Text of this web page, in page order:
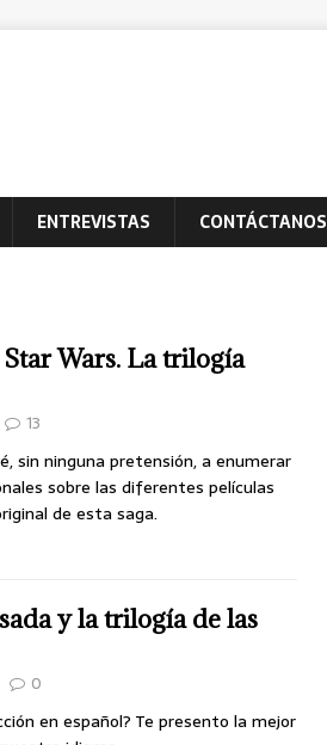
ENTREVISTAS CONTÁCTANOS
Wars. La trilogía
13
sin ninguna pretensión, a enumerar
sobre las diferentes películas
de esta saga.
y la trilogía de las
0
en español? Te presento la mejor